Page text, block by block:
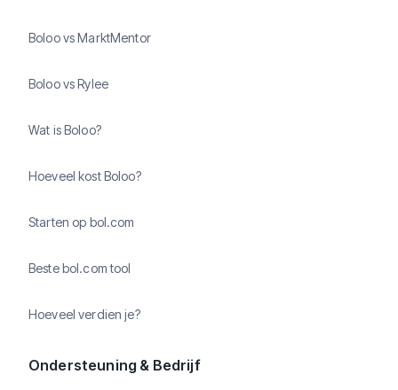
Boloo vs MarktMentor
Boloo vs Rylee
Wat is Boloo?
Hoeveel kost Boloo?
Starten op bol.com
Beste bol.com tool
Hoeveel verdien je?
Ondersteuning & Bedrijf